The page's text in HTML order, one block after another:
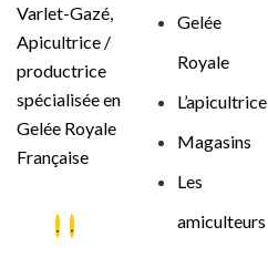
Varlet-Gazé,
Apicultrice /
productrice
spécialisée en
Gelée Royale
Française
Gelée
Royale
L’apicultrice
Magasins
Les
amiculteurs